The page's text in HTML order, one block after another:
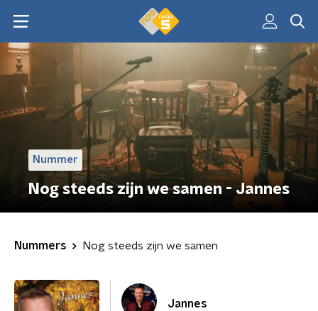
Nummer
Nog steeds zijn we samen - Jannes
Nummers Nog steeds zijn we samen
Jannes